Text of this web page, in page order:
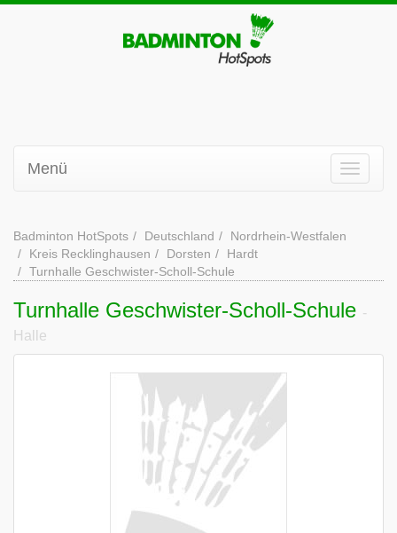
Menü
Badminton HotSpots Deutschland
Nordrhein-Westfalen
Kreis Recklinghausen
Dorsten
Hardt
Turnhalle Geschwister-Scholl-Schule
Turnhalle Geschwister-Scholl-Schule -
Halle